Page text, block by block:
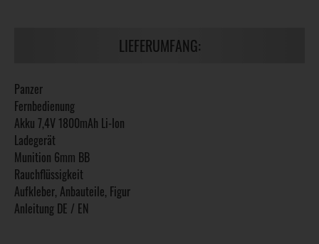
LIEFERUMFANG:
Panzer
Fernbedienung
Akku 7,4V 1800mAh Li-Ion
Ladegerät
Munition 6mm BB
Rauchflüssigkeit
Aufkleber, Anbauteile, Figur
Anleitung DE / EN